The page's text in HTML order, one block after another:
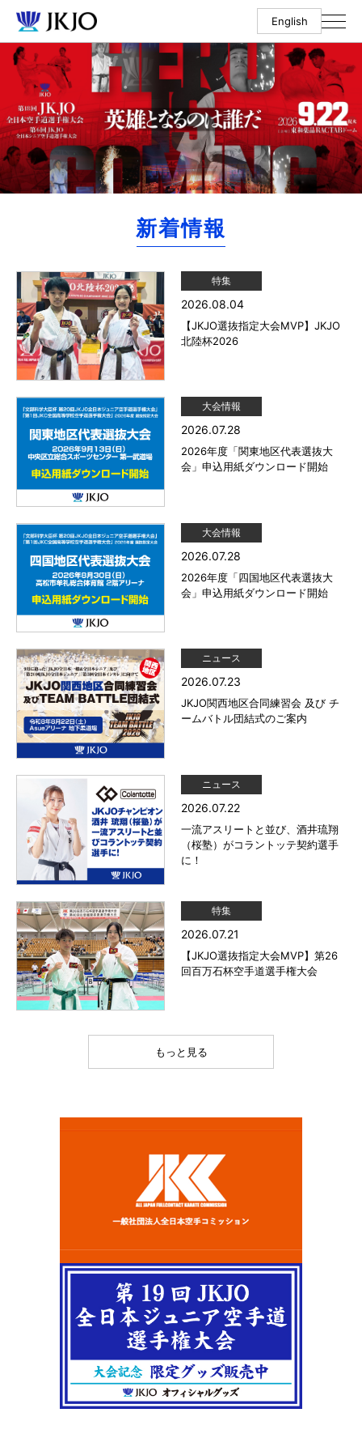
English
新着情報
特集
2026.08.04
【JKJO選抜指定大会MVP】JKJO
北陸杯2026
大会情報
2026.07.28
2026年度「関東地区代表選抜大
会」申込用紙ダウンロード開始
大会情報
2026.07.28
2026年度「四国地区代表選抜大
会」申込用紙ダウンロード開始
ニュース
2026.07.23
JKJO関西地区合同練習会 及び チ
ームバトル団結式のご案内
ニュース
2026.07.22
一流アスリートと並び、酒井琉翔
（桜塾）がコラントッテ契約選手
に！
特集
2026.07.21
【JKJO選抜指定大会MVP】第26
回百万石杯空手道選手権大会
もっと見る